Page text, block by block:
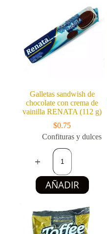
Galletas sandwish de
chocolate con crema de
vainilla RENATA (112 g)
$0.75
Confituras y dulces
Galletas
sandwish
de
chocolate
con
crema
vainilla
RENATA
(112
AÑADIR